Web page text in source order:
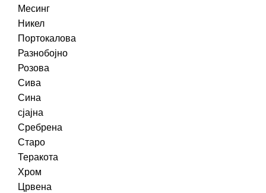
Месинг
Никел
Портокалова
Разнобојно
Розова
Сива
Сина
сјајна
Сребрена
Старо
Теракота
Хром
Црвена